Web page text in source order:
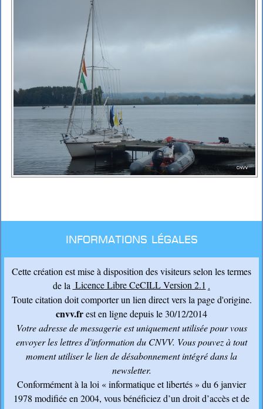
Informations légales
Cette création est mise à disposition des visiteurs selon les termes
de la Licence Libre CeCILL Version 2.1 .
Toute citation doit comporter un lien direct vers la page d'origine.
cnvv.frest en ligne depuis le 30/12/2014
Votre adresse de messagerie est uniquement utilisée pour vous
envoyer les lettres d'information du CNVV. Vous pouvez à tout
moment utiliser le lien de désabonnement intégré dans la
newsletter.
Conformément à la loi « informatique et libertés » du 6 janvier
1978 modifiée en 2004, vous bénéficiez d’un droit d’accès et de